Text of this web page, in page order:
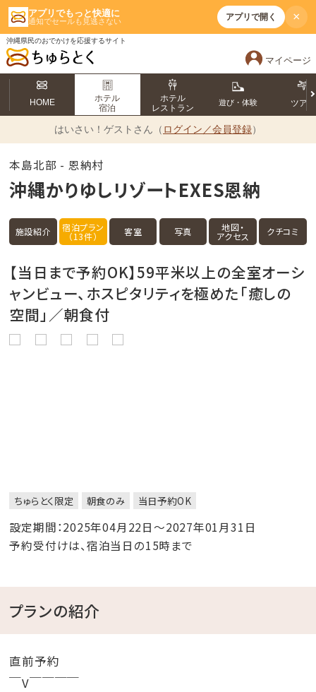
アプリでもっと快適に
通知でセールも見逃さない アプリで開く ×
沖縄県民のおでかけを応援するサイト
マイページ
HOME
ホテル
宿泊
ホテル
レストラン
遊び・体験 ツアー
はいさい！ ゲストさん（ ログイン／会員登録）
本島北部 - 恩納村
沖縄かりゆしリゾートEXES恩納
施設紹介 宿泊プラン
（13件） 客室 写真 地図・
アクセス クチコミ
【当日まで予約OK】59平米以上の全室オーシ
ャンビュー、ホスピタリティを極めた「癒しの
空間」／朝食付
ちゅらとく限定 朝食のみ 当日予約OK
設定期間：2025年04月22日～2027年01月31日
予約受付けは、宿泊当日の15時まで
プランの紹介
直前予約
￣V￣￣￣￣